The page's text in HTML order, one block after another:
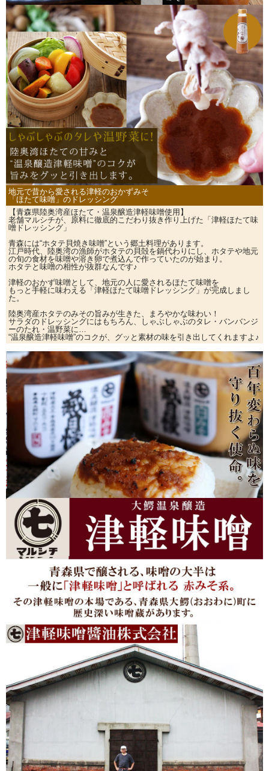
地元で昔から愛される津軽のおかずみそ
「ほたて味噌」のドレッシング
【青森県陸奥湾産ほたて・温泉醸造津軽味噌使用】
老舗マルシチが、原料に徹底的こだわり抜き作り上げた「津軽ほたて味
噌ドレッシング」
青森には“ホタテ貝焼き味噌”という郷土料理があります。
江戸時代、陸奥湾の漁師がホタテの貝殻を鍋代わりにし、ホタテや地元
の旬の食材を味噌や溶き卵で煮込んで作っていたのが始まり。
ホタテと味噌の相性が抜群なんです♪
津軽のおかず味噌として、地元の人に愛されるほたて味噌を
もっと手軽に味わえる「津軽ほたて味噌ドレッシング」が完成しまし
た。
陸奥湾産ホタテのみその旨みが生きた、まろやかな味わい！
サラダのドレッシングにはもちろん、しゃぶしゃぶのタレ・バンバンジ
ーのたれ・温野菜に…
“温泉醸造津軽味噌”のコクが、グッと素材の味を引き出してくれますよ♪